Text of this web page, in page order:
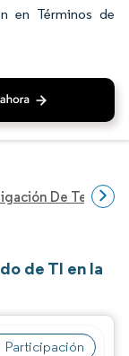
en Términos de
De
de TI en la
Participación